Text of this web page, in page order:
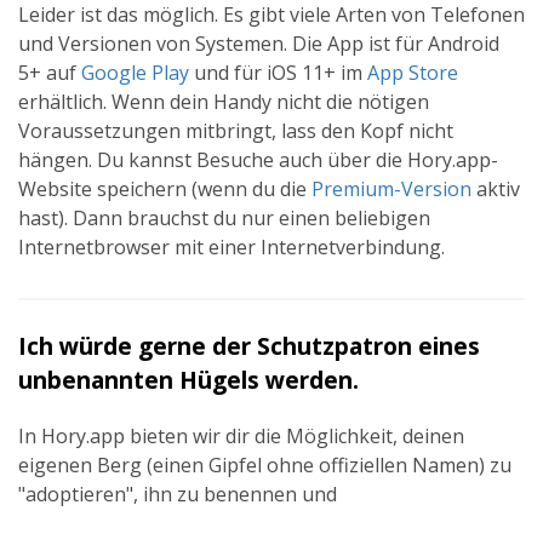
Leider ist das möglich. Es gibt viele Arten von Telefonen
und Versionen von Systemen. Die App ist für Android
5+ aufGoogle Play und für iOS 11+ im App Store
erhältlich. Wenn dein Handy nicht die nötigen
Voraussetzungen mitbringt, lass den Kopf nicht
hängen. Du kannst Besuche auch über die Hory.app-
Website speichern (wenn du die Premium-Version aktiv
hast). Dann brauchst du nur einen beliebigen
Internetbrowser mit einer Internetverbindung.
Ich würde gerne der Schutzpatron eines
unbenannten Hügels werden.
In Hory.app bieten wir dir die Möglichkeit, deinen
eigenen Berg (einen Gipfel ohne offiziellen Namen) zu
"adoptieren", ihn zu benennen und